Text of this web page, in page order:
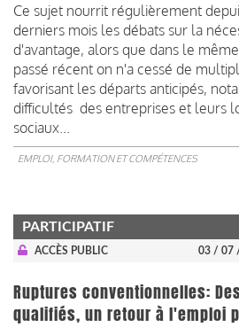
Ce sujet nourrit régulièrement
derniers mois les débats sur la
d'avantage, alors que dans le
passé récent on n'a cessé de
favorisant les départs anticipés,
difficultés des entreprises et leurs
sociaux...
EMPLOI, FORMATION ET COMPÉTENCES
PARTICIPATIF
ACCÈS PUBLIC 03 / 07
Ruptures conventionnelles:
qualifiés, un retour à l'emploi